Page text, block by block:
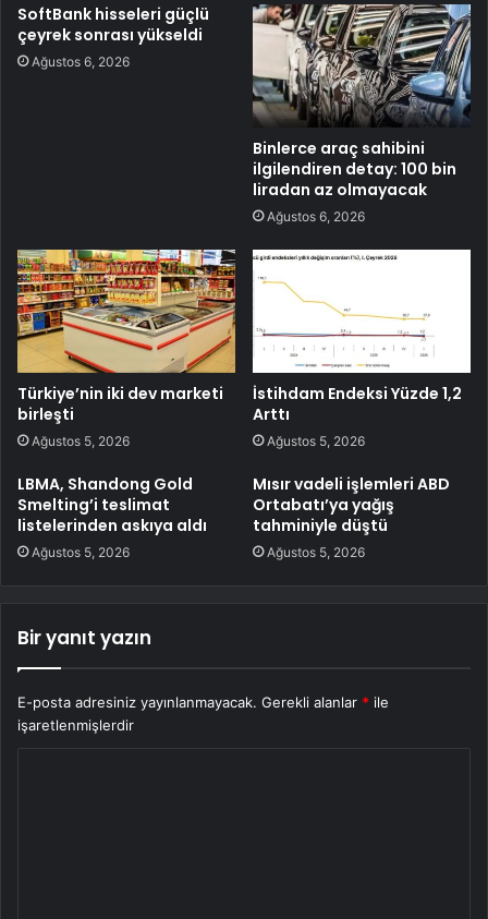
SoftBank hisseleri güçlü
çeyrek sonrası yükseldi
Ağustos 6, 2026
Binlerce araç sahibini
ilgilendiren detay: 100 bin
liradan az olmayacak
Ağustos 6, 2026
Türkiye’nin iki dev marketi
birleşti
Ağustos 5, 2026
İstihdam Endeksi Yüzde 1,2
Arttı
Ağustos 5, 2026
LBMA, Shandong Gold
Smelting’i teslimat
listelerinden askıya aldı
Ağustos 5, 2026
Mısır vadeli işlemleri ABD
Ortabatı’ya yağış
tahminiyle düştü
Ağustos 5, 2026
Bir yanıt yazın
E-posta adresiniz yayınlanmayacak. Gerekli alanlar * ile
işaretlenmişlerdir